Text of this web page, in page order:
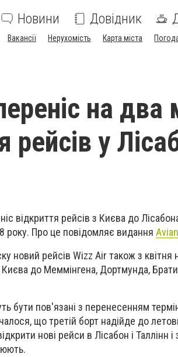
Новини Довідник
Вакансії Нерухомість Карта міста
на два
рейсів у
відкриття рейсів з Києва до
року. Про це повідомляє видання
новий рейсів Wizz Air також з квітня
до Меммінгена, Дортмунда,
бути пов'язані з перенесенням
що третій борт надійде до
нові рейси в Лісабон і Таллінн